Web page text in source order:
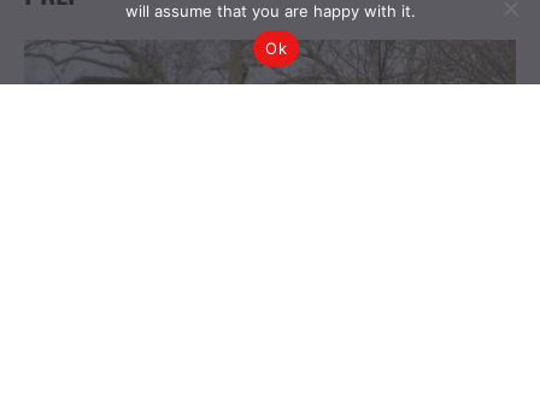
will assume that you are happy with it.
Ok